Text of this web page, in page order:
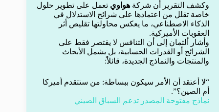
وكشف التقرير أن شركة هواوي تعمل على تطوير حلول
خاصة تقلل من اعتمادها على شرائح الاستدلال في
الذكاء الاصطناعي، ما يعكس محاولتها تقليص أثر
العقوبات الأميركية.
وأشار ألتمان إلى أن التنافس لا يقتصر فقط على
الشرائح أو القدرات الحسابية، بل يشمل الأبحاث
والمنتجات والنماذج الجديدة، قائلاً:
“لا أعتقد أن الأمر سيكون ببساطة: من ستتقدم أميركا
أم الصين؟”.
نماذج مفتوحة المصدر تدعم السباق الصيني